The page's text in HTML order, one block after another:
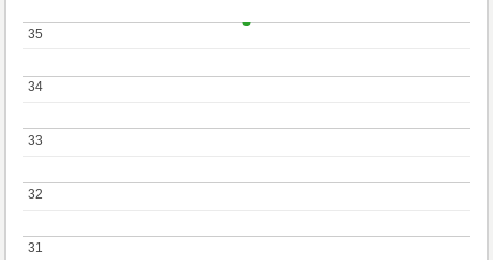
31
31
32
32
33
33
34
34
35
35